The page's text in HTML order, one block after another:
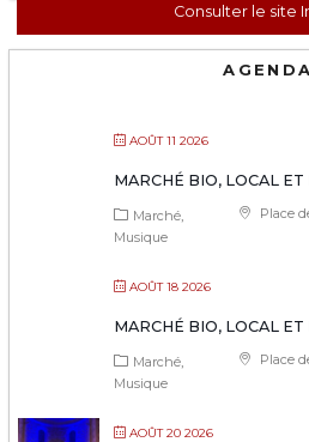
Consulter le site
AGENDA
AOÛT 11 2026
MARCHÉ BIO, LOCAL ET
Place
Marché
Musique
AOÛT 18 2026
MARCHÉ BIO, LOCAL ET
Place
Marché
Musique
AOÛT 20 2026